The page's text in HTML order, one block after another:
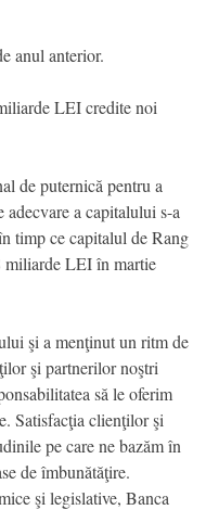
anul anterior.
LEI credite noi
de puternică pentru a
adecvare a capitalului s-a
timp ce capitalul de Rang
miliarde LEI în martie
şi a menţinut un ritm de
şi partnerilor noştri
să le oferim
Satisfacţia clienţilor şi
pe care ne bazăm în
de îmbunătăţire.
şi legislative, Banca